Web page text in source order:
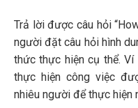
Trả lời được câu hỏi
người đặt câu hỏi hình
thức thực hiện cụ thể.
thực hiện công việc
nhiêu người để thực hiện